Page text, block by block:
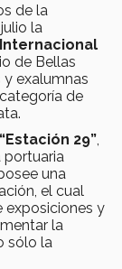
de la
la
de Bellas
exalumnas
de
“Estación 29”
portuaria
una
el cual
exposiciones y
la
sólo la